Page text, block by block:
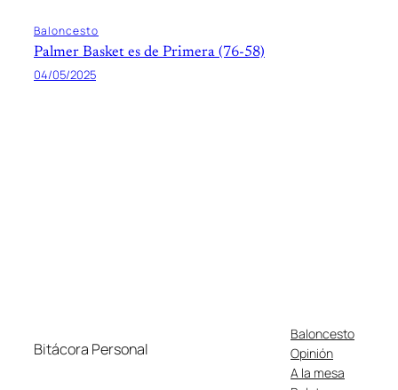
Baloncesto
Palmer Basket es de Primera (76-58)
04/05/2025
Bitácora Personal
Baloncesto
Opinión
A la mesa